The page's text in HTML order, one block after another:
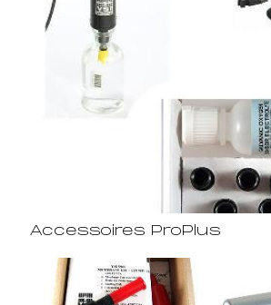
Accessoires ProPlus